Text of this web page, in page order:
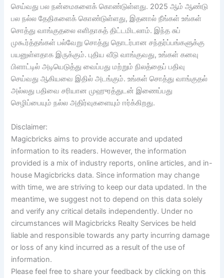
செய்வது பல நன்மைகளைக் கொண்டுள்ளது. 2025 ஆம் ஆண்டு
பல நல்ல தேதிகளைக் கொண்டுள்ளது, இதனால் நீங்கள் உங்கள்
சொத்து வாங்குதலை எளிதாகத் திட்டமிடலாம். இந்த சுப்
முகூர்த்தங்கள் பல்வேறு சொத்து தொடர்பான சந்தர்ப்பங்களுக்கு
பயனுள்ளதாக இருக்கும். புதிய வீடு வாங்குவது, உங்கள் கனவு
பிளாட்டில் அடியெடுத்து வைப்பது மற்றும் நிலத்தைப் பதிவு
செய்வது ஆகியவை இதில் அடங்கும். உங்கள் சொத்து வாங்குதல்
அல்லது பதிவை சரியான முஹுரத்துடன் இணைப்பது
செழிப்பையும் நல்ல அதிர்வுகளையும் ஈர்க்கிறது.
Disclaimer:
Magicbricks aims to provide accurate and updated
information to its readers. However, the information
provided is a mix of industry reports, online articles, and in-
house Magicbricks data. Since information may change
with time, we are striving to keep our data updated. In the
meantime, we suggest not to depend on this data solely
and verify any critical details independently. Under no
circumstances will Magicbricks Realty Services be held
liable and responsible towards any party incurring damage
or loss of any kind incurred as a result of the use of
information.
Please feel free to share your feedback by clicking on this